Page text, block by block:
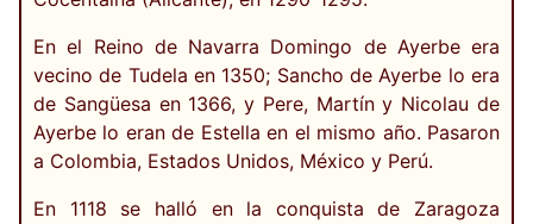
En el Reino de Navarra Domingo de Ayerbe era
vecino de Tudela en 1350; Sancho de Ayerbe lo era
de Sangüesa en 1366, y Pere, Martín y Nicolau de
Ayerbe lo eran de Estella en el mismo año. Pasaron
a Colombia, Estados Unidos, México y Perú.
En 1118 se halló en la conquista de Zaragoza